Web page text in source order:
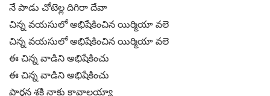
నే పాడు చోటెల్ల దిగిరా దేవా
చిన్న వయసులో అభిషేకించిన యిర్మియా వలె
చిన్న వయసులో అభిషేకించిన యిర్మియా వలె
ఈ చిన్న వాడిని అభిషేకించు
ఈ చిన్న వాడిని అభిషేకించు
ప్రార్థన శక్తి నాకు కావాలయ్యా